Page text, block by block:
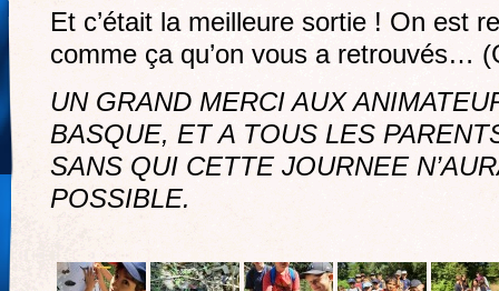
Et c’était la meilleure sortie ! On est
comme ça qu’on vous a retrouvés…
UN GRAND MERCI AUX
BASQUE, ET A TOUS LES
SANS QUI CETTE JOURNEE
POSSIBLE.